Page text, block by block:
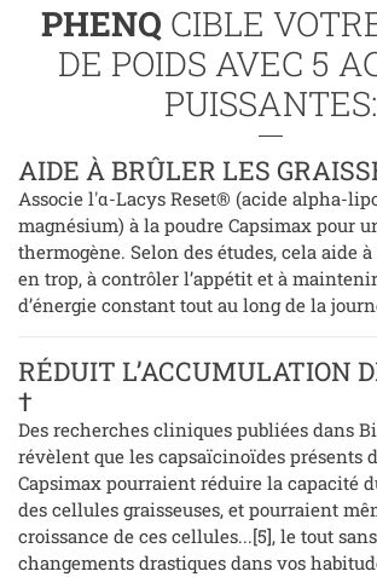
PHENQ CIBLE
DE POIDS AVEC 5
PUISSANTES:
AIDE À BRÛLER LES
Associe l'α-Lacys Reset® (acide alpha-
magnésium) à la poudre Capsimax pour
thermogène. Selon des études, cela aide
en trop, à contrôler l’appétit et à
d’énergie constant tout au long de la
RÉDUIT L’ACCUMULATION
†
Des recherches cliniques publiées dans
révèlent que les capsaïcinoïdes présents
Capsimax pourraient réduire la capacité
des cellules graisseuses, et pourraient
croissance de ces cellules...[5], le tout
changements drastiques dans vos